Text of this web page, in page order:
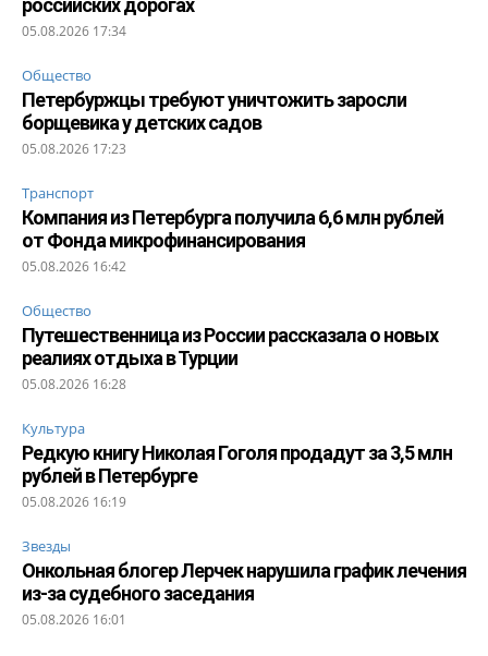
05.08.2026 17:34
Общество
Петербуржцы требуют уничтожить заросли
борщевика у детских садов
05.08.2026 17:23
Транспорт
Компания из Петербурга получила 6,6 млн рублей
от Фонда микрофинансирования
05.08.2026 16:42
Общество
Путешественница из России рассказала о новых
реалиях отдыха в Турции
05.08.2026 16:28
Культура
Редкую книгу Николая Гоголя продадут за 3,5 млн
рублей в Петербурге
05.08.2026 16:19
Звезды
Онкольная блогер Лерчек нарушила график лечения
из-за судебного заседания
05.08.2026 16:01